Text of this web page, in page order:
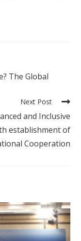
The Global
Next Post
and Inclusive
establishment of
Cooperation